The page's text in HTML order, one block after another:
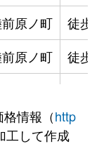
原ノ町
徒歩11
原ノ町
徒歩15
徒歩24
情報（http
工して作成